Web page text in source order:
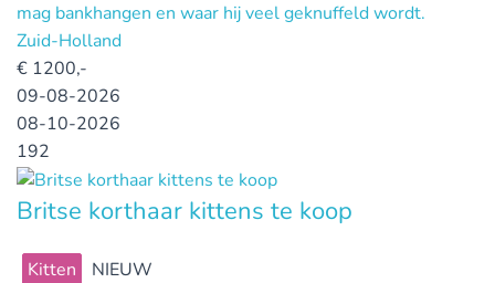
mag bankhangen en waar hij veel geknuffeld wordt.
Zuid-Holland
€ 1200,-
09-08-2026
08-10-2026
192
Britse korthaar kittens te koop
Kitten
NIEUW